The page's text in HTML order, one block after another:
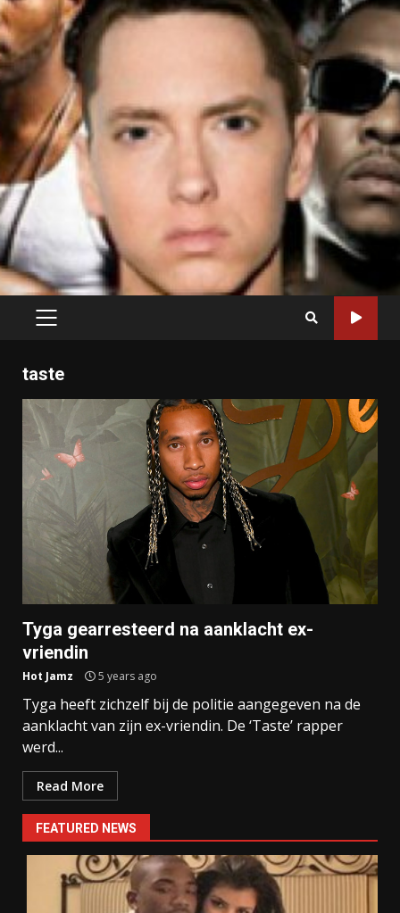
PRIMARY
taste
Tyga gearresteerd na aanklacht ex-
vriendin
Hot Jamz 5 years ago
Tyga heeft zichzelf bij de politie aangegeven na de
aanklacht van zijn ex-vriendin. De ‘Taste’ rapper
werd...
Read More
FEATURED NEWS